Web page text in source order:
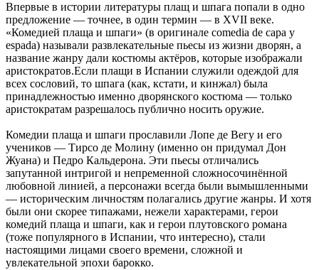
Впервые в истории литературы плащ и шпага попали в одно
предложение — точнее, в один термин — в XVII веке.
«Комедией плаща и шпаги» (в оригинале comedia de capa y
espada) называли развлекательные пьесы из жизни дворян, а
название жанру дали костюмы актёров, которые изображали
аристократов.Если плащи в Испании служили одеждой для
всех сословий, то шпага (как, кстати, и кинжал) была
принадлежностью именно дворянского костюма — только
аристократам разрешалось публично носить оружие.
Комедии плаща и шпаги прославили Лопе де Вегу и его
учеников — Тирсо де Молину (именно он придумал Дон
Жуана) и Педро Кальдерона. Эти пьесы отличались
запутанной интригой и непременной сложносочинённой
любовной линией, а персонажи всегда были вымышленными
— историческим личностям полагались другие жанры. И хотя
были они скорее типажами, нежели характерами, герои
комедий плаща и шпаги, как и герои плутовского романа
(тоже популярного в Испании, что интересно), стали
настоящими лицами своего времени, сложной и
увлекательной эпохи барокко.